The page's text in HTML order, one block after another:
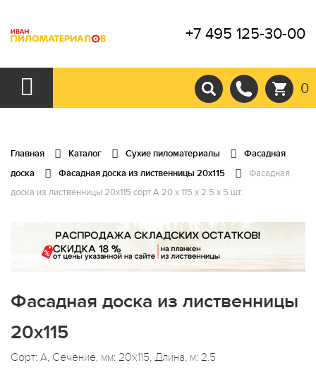
+7 495 125-30-00
0
Главная Каталог Сухие пиломатериалы
Фасадная
доска
Фасадная доска из лиственницы 20х115
Фасадная
доска из лиственницы 20х115 сорт А 20 x 115 x 2.5 x 5 шт.
Фасадная доска из лиственницы
20х115
Сорт: А, Сечение, мм: 20x115, Длина, м: 2.5